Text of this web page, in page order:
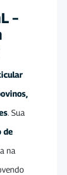
–
. Sua
de
na